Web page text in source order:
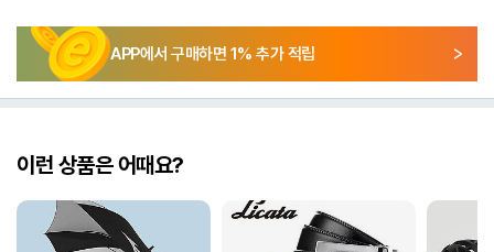
APP에서 구매하면 1% 추가 적립
이런 상품은 어때요?